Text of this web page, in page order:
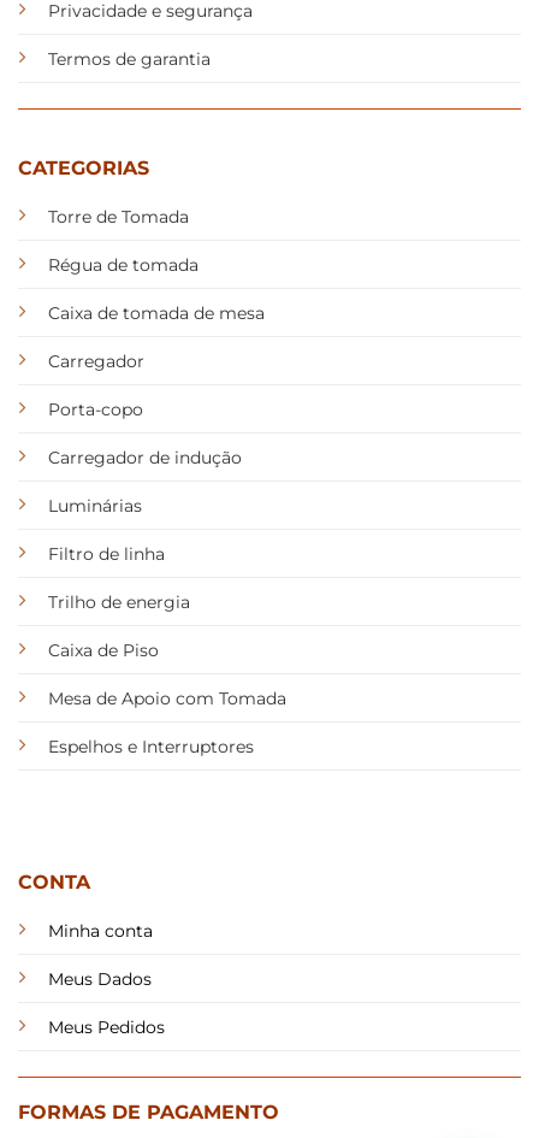
Privacidade e segurança
Termos de garantia
CATEGORIAS
Torre de Tomada
Régua de tomada
Caixa de tomada de mesa
Carregador
Porta-copo
Carregador de indução
Luminárias
Filtro de linha
Trilho de energia
Caixa de Piso
Mesa de Apoio com Tomada
Espelhos e Interruptores
CONTA
Minha conta
Meus Dados
Meus Pedidos
FORMAS DE PAGAMENTO